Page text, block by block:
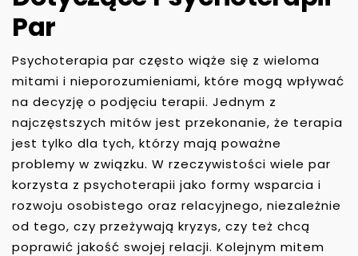
Par
Psychoterapia par często wiąże się z wieloma
mitami i nieporozumieniami, które mogą wpływać
na decyzję o podjęciu terapii. Jednym z
najczęstszych mitów jest przekonanie, że terapia
jest tylko dla tych, którzy mają poważne
problemy w związku. W rzeczywistości wiele par
korzysta z psychoterapii jako formy wsparcia i
rozwoju osobistego oraz relacyjnego, niezależnie
od tego, czy przeżywają kryzys, czy też chcą
poprawić jakość swojej relacji. Kolejnym mitem